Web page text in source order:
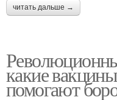
читать дальше →
какие
помогают